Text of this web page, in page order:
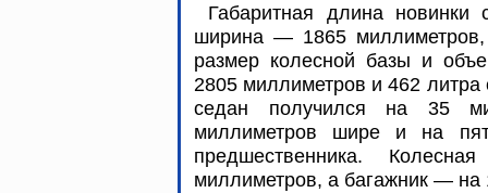
Габаритная длина новинки
ширина — 1865
размер колесной базы и
2805 миллиметров и 462 литра
седан получился на 35
миллиметров шире и на
предшественника.
миллиметров, а багажник — на